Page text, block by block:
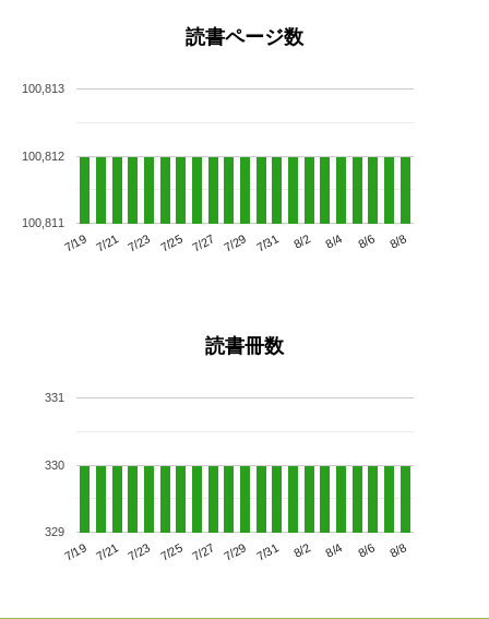
読書ページ数
7/19 7/21 7/23 7/25 7/27 7/29 7/31 8/2 8/4 8/6 8/8
100,811
100,812
100,813
読書冊数
7/19 7/21 7/23 7/25 7/27 7/29 7/31 8/2 8/4 8/6 8/8
329
330
331